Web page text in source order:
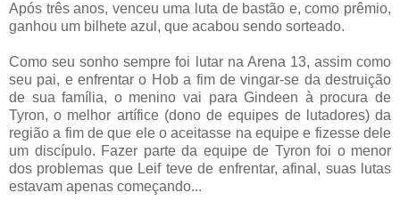
Após três anos, venceu uma luta de bastão e, como prêmio,
ganhou um bilhete azul, que acabou sendo sorteado.
Como seu sonho sempre foi lutar na Arena 13, assim como
seu pai, e enfrentar o Hob a fim de vingar-se da destruição
de sua família, o menino vai para Gindeen à procura de
Tyron, o melhor artífice (dono de equipes de lutadores) da
região a fim de que ele o aceitasse na equipe e fizesse dele
um discípulo. Fazer parte da equipe de Tyron foi o menor
dos problemas que Leif teve de enfrentar, afinal, suas lutas
estavam apenas começando...